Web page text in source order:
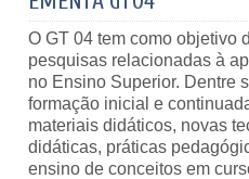
O GT 04 tem como objetivo
pesquisas relacionadas à
no Ensino Superior. Dentre
formação inicial e
materiais didáticos, novas
didáticas, práticas
ensino de conceitos em